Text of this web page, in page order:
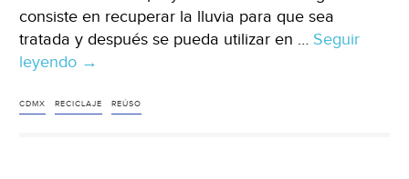
ciento
(Crítica)
consiste en recuperar la lluvia para que sea
tratada y después se pueda utilizar en … Seguir
leyendo Reciclar
de
→
CDMX RECICLAJE REÚSO